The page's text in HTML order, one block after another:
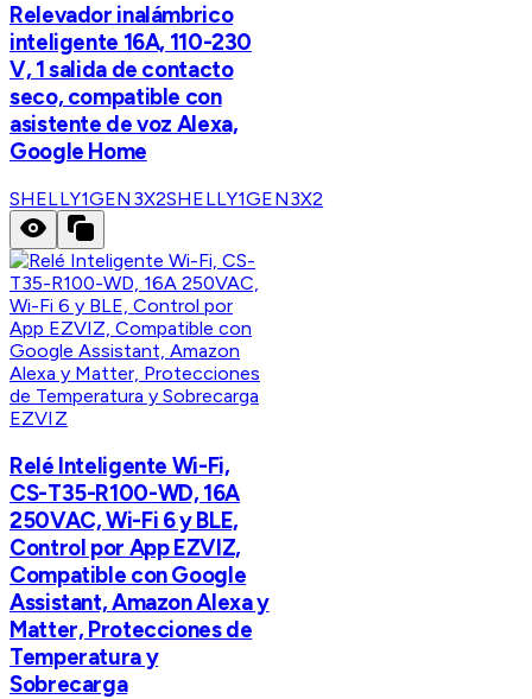
Relevador inalámbrico
inteligente 16A, 110-230
V, 1 salida de contacto
seco, compatible con
asistente de voz Alexa,
Google Home
SHELLY1GEN3X2SHELLY1GEN3X2
EZVIZ
Relé Inteligente Wi-Fi,
CS-T35-R100-WD, 16A
250VAC, Wi-Fi 6 y BLE,
Control por App EZVIZ,
Compatible con Google
Assistant, Amazon Alexa y
Matter, Protecciones de
Temperatura y
Sobrecarga